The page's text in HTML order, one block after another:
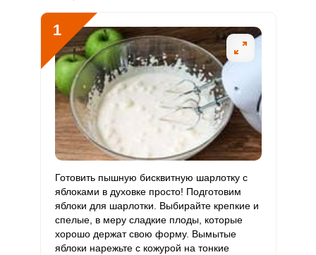
В5
Витамин
В6
0.9 мг 2 мг 4.3 7.6
Витамин
В9
83.2 мкг 400 мкг 2 3.5
Витамин
В12
Витамин
С
40 мкг 90 мкг 4.2 7.4
Витамин
D
5 мкг 10 мкг 4.7
1
Готовить пышную бисквитную шарлотку с
яблоками в духовке просто! Подготовим
яблоки для шарлотки. Выбирайте крепкие и
спелые, в меру сладкие плоды, которые
хорошо держат свою форму. Вымытые
яблоки нарежьте с кожурой на тонкие